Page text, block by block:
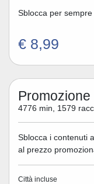
Sblocca per
€ 8,99
Promozione
4776 min, 1579
Sblocca i contenuti
al prezzo
Città incluse